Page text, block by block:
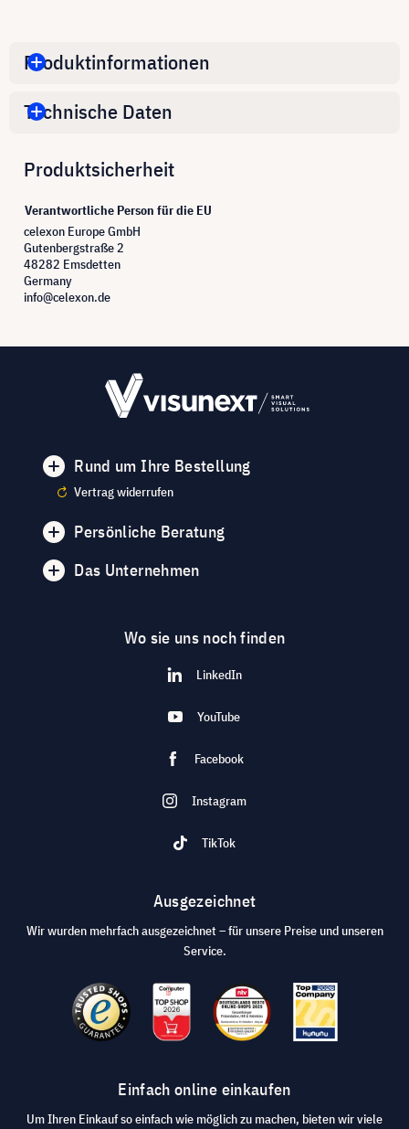
Produktinformationen
Technische Daten
Produktsicherheit
Verantwortliche Person für die EU
celexon Europe GmbH
Gutenbergstraße 2
48282 Emsdetten
Germany
info@celexon.de
Rund um Ihre Bestellung
Vertrag widerrufen
Persönliche Beratung
Das Unternehmen
Wo sie uns noch finden
LinkedIn
YouTube
Facebook
Instagram
TikTok
Ausgezeichnet
Wir wurden mehrfach ausgezeichnet – für unsere Preise und unseren
Service.
Einfach online einkaufen
Um Ihren Einkauf so einfach wie möglich zu machen, bieten wir viele